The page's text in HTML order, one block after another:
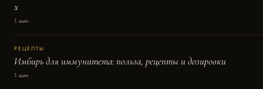
x
1 мин
РЕЦЕПТЫ
Имбирь для иммунитета: польза, рецепты и дозировки
1 мин